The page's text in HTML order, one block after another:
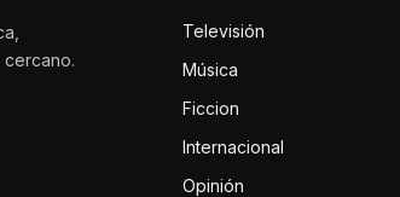
Televisión
Música
Ficcion
Internacional
Opinión